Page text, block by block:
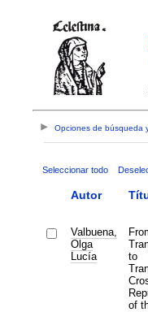
Opciones de búsqueda
Seleccionar todo
Autor
Valbuena,
Olga
Lucía
to
of